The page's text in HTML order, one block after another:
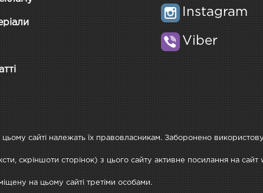
Instagram
Viber
сайті належать їх правовласникам. Заборонено
скріншоти сторінок) з цього сайту активне посилання на
на цьому сайті третіми особами.